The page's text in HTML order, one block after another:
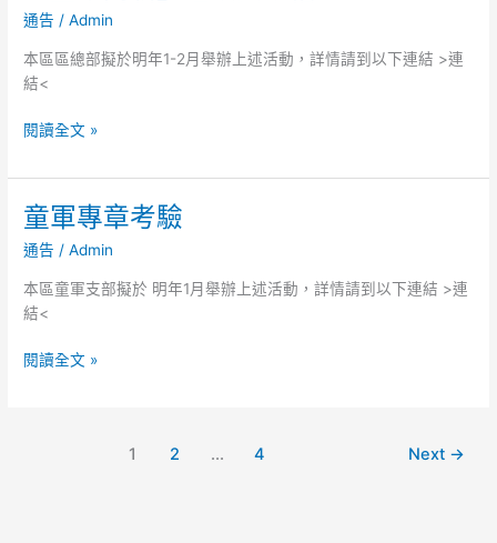
通告 /Admin
本區區總部擬於明年1-2月舉辦上述活動，詳情請到以下連結 >連
結<
同
栽』
送
賀
禧
閱讀全文 »
童軍專章考驗
通告 /Admin
本區童軍支部擬於 明年1月舉辦上述活動，詳情請到以下連結 >連
結<
童
專
章
考
閱讀全文 »
1 2 ... 4 Next →